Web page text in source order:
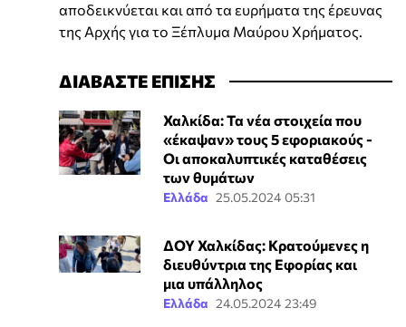
αποδεικνύεται και από τα ευρήματα της έρευνας
της Αρχής για το Ξέπλυμα Μαύρου Χρήματος.
ΔΙΑΒΑΣΤΕ ΕΠΙΣΗΣ
Χαλκίδα: Τα νέα στοιχεία που
«έκαψαν» τους 5 εφοριακούς -
Οι αποκαλυπτικές καταθέσεις
των θυμάτων
Ελλάδα 25.05.2024 05:31
ΔΟΥ Χαλκίδας: Κρατούμενες η
διευθύντρια της Εφορίας και
μια υπάλληλος
Ελλάδα 24.05.2024 23:49